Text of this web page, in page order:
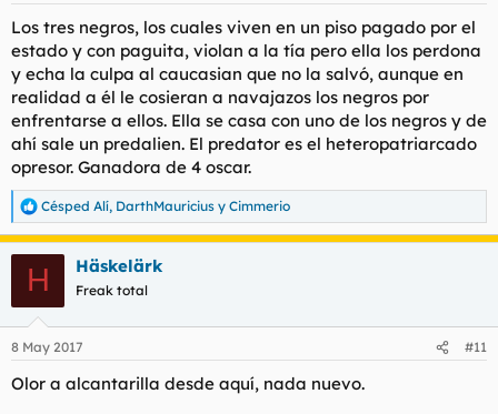
Los tres negros, los cuales viven en un piso pagado por el
estado y con paguita, violan a la tía pero ella los perdona
y echa la culpa al caucasian que no la salvó, aunque en
realidad a él le cosieran a navajazos los negros por
enfrentarse a ellos. Ella se casa con uno de los negros y de
ahí sale un predalien. El predator es el heteropatriarcado
opresor. Ganadora de 4 oscar.
R
e
a
e
:
Césped Alí, DarthMauricius y Cimmerio
H Häskelärk
Freak total
8 May 2017 #11
Olor a alcantarilla desde aquí, nada nuevo.